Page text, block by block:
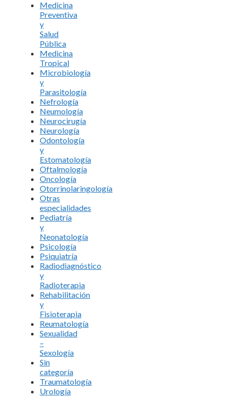
Medicina
Preventiva
y
Salud
Pública
Medicina
Tropical
Microbiología
y
Parasitología
Nefrología
Neumología
Neurocirugía
Neurología
Odontología
y
Estomatología
Oftalmología
Oncología
Otorrinolaringología
Otras
especialidades
Pediatría
y
Neonatología
Psicología
Psiquiatría
Radiodiagnóstico
y
Radioterapia
Rehabilitación
y
Fisioterapia
Reumatología
Sexualidad
–
Sexología
Sin
categoría
Traumatología
Urología